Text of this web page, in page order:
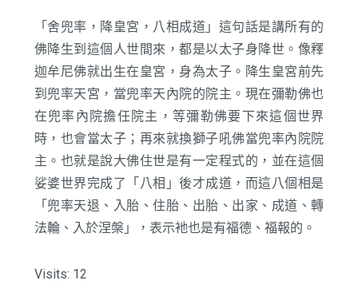
「舍兜率，降皇宮，八相成道」這句話是講所有的
佛降生到這個人世間來，都是以太子身降世。像釋
迦牟尼佛就出生在皇宮，身為太子。降生皇宮前先
到兜率天宮，當兜率天內院的院主。現在彌勒佛也
在兜率內院擔任院主，等彌勒佛要下來這個世界
時，也會當太子；再來就換獅子吼佛當兜率內院院
主。也就是說大佛住世是有一定程式的，並在這個
娑婆世界完成了「八相」後才成道，而這八個相是
「兜率天退、入胎、住胎、出胎、出家、成道、轉
法輪、入於涅槃」，表示衪也是有福德、福報的。
Visits: 12